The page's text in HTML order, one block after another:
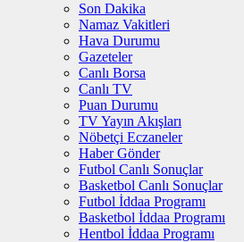
Son Dakika
Namaz Vakitleri
Hava Durumu
Gazeteler
Canlı Borsa
Canlı TV
Puan Durumu
TV Yayın Akışları
Nöbetçi Eczaneler
Haber Gönder
Futbol Canlı Sonuçlar
Basketbol Canlı Sonuçlar
Futbol İddaa Programı
Basketbol İddaa Programı
Hentbol İddaa Programı